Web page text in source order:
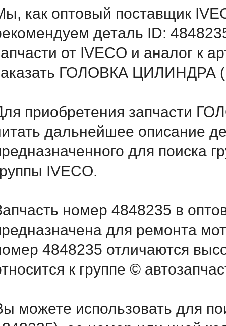
как оптовый поставщик
деталь ID:
от IVECO и аналог к
ГОЛОВКА ЦИЛИНДРА
приобретения запчасти
дальнейшее описание
для поиска
IVECO.
номер 4848235 в
для ремонта
4848235 отличаются
к группе ©
можете использовать для